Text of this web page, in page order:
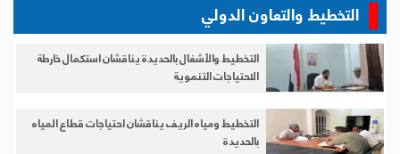
التخطيط والتعاون الدولي
التخطيط والأشغال بالحديدة يناقشان استكمال خارطة
الاحتياجات التنموية
التخطيط ومياه الريف يناقشان احتياجات قطاع المياه
بالحديدة